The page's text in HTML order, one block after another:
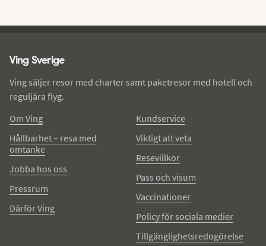
Ving Sverige
Ving säljer resor med charter samt paketresor med hotell och
reguljära flyg.
Om Ving
Hållbarhet – resa med
omtanke
Jobba hos oss
Pressrum
Därför Ving
Kundservice
Viktigt att veta
Resevillkor
Pass och visum
Vaccinationer
Policy för sociala medier
Tillgänglighetsredogörelse